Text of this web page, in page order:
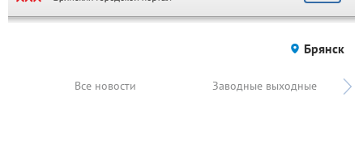
Брянск
Все новости Заводные выходные